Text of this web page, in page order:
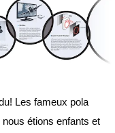
Les fameux pola
étions enfants et